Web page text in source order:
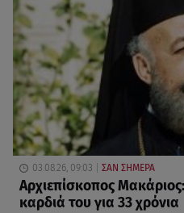
03.08.26, 09:03 ΣΑΝ ΣΗΜΕΡΑ
Αρχιεπίσκοπος
καρδιά του για 33 χρόνια